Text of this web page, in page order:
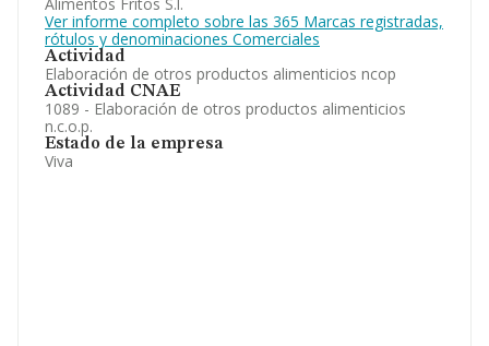
Ver informe completo sobre las 365 Marcas registradas,
rótulos y denominaciones Comerciales
Actividad
Elaboración de otros productos alimenticios ncop
Actividad CNAE
1089 - Elaboración de otros productos alimenticios
n.c.o.p.
Estado de la empresa
Viva